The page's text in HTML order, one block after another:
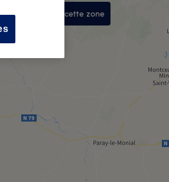
dans cette zone